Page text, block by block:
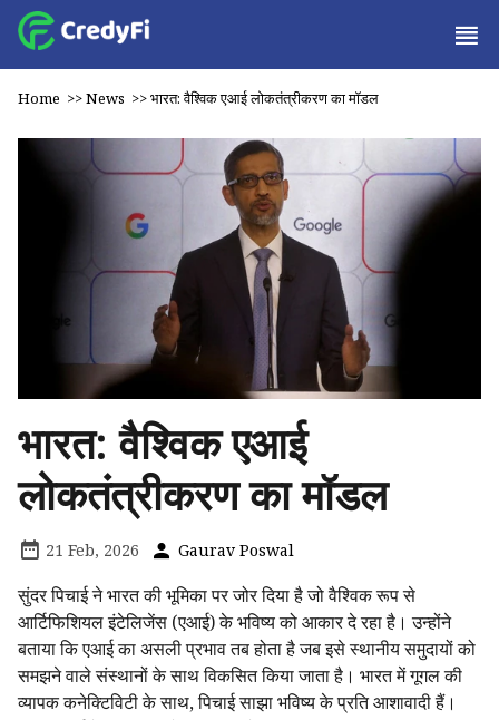
Home >>News >>भारत: वैश्विक एआई लोकतंत्रीकरण का मॉडल
भारत: वैश्विक एआई
लोकतंत्रीकरण का मॉडल
21 Feb, 2026 Gaurav Poswal
सुंदर पिचाई ने भारत की भूमिका पर जोर दिया है जो वैश्विक रूप से
आर्टिफिशियल इंटेलिजेंस (एआई) के भविष्य को आकार दे रहा है। उन्होंने
बताया कि एआई का असली प्रभाव तब होता है जब इसे स्थानीय समुदायों को
समझने वाले संस्थानों के साथ विकसित किया जाता है। भारत में गूगल की
व्यापक कनेक्टिविटी के साथ, पिचाई साझा भविष्य के प्रति आशावादी हैं।